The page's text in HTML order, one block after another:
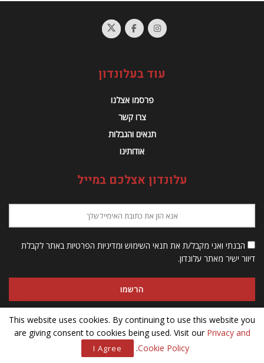
עוד בעלונדון
פרסמו אצלנו
צרו קשר
תנאים והגבלות
אודותינו
עלונדון אצלכם במייל
הבנתי ואני מקבל/ת את תנאי השימוש ומדיניות הפרטיות באתר לקבלת
דיוור ישיר מאתר עלונדון.
This website uses cookies. By continuing to use this website you
are giving consent to cookies being used. Visit our Privacy and
Cookie Policy
.
I Agree